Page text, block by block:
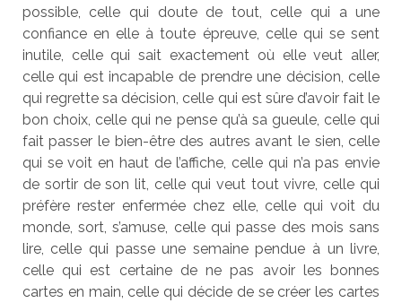
possible, celle qui doute de tout, celle qui a une
confiance en elle à toute épreuve, celle qui se sent
inutile, celle qui sait exactement où elle veut aller,
celle qui est incapable de prendre une décision, celle
qui regrette sa décision, celle qui est sûre d’avoir fait le
bon choix, celle qui ne pense qu’à sa gueule, celle qui
fait passer le bien-être des autres avant le sien, celle
qui se voit en haut de l’affiche, celle qui n’a pas envie
de sortir de son lit, celle qui veut tout vivre, celle qui
préfère rester enfermée chez elle, celle qui voit du
monde, sort, s’amuse, celle qui passe des mois sans
lire, celle qui passe une semaine pendue à un livre,
celle qui est certaine de ne pas avoir les bonnes
cartes en main, celle qui décide de se créer les cartes